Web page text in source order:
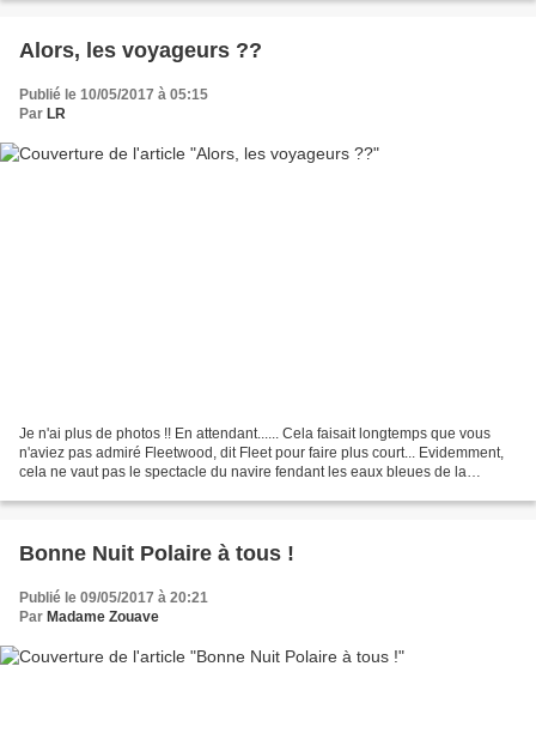
Alors, les voyageurs ??
Publié le 10/05/2017 à 05:15
Par LR
Je n'ai plus de photos !! En attendant...... Cela faisait longtemps que vous
n'aviez pas admiré Fleetwood, dit Fleet pour faire plus court... Evidemment,
cela ne vaut pas le spectacle du navire fendant les eaux bleues de la
Bonne Nuit Polaire à tous !
Publié le 09/05/2017 à 20:21
Par Madame Zouave